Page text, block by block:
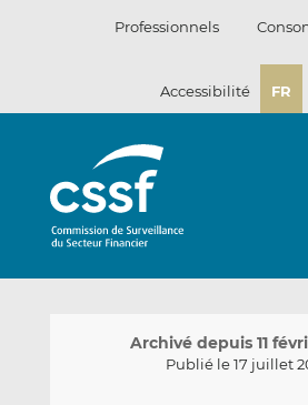
Professionnels
Accessibilité FR
Archivé depuis 11
Publié le 17 juillet